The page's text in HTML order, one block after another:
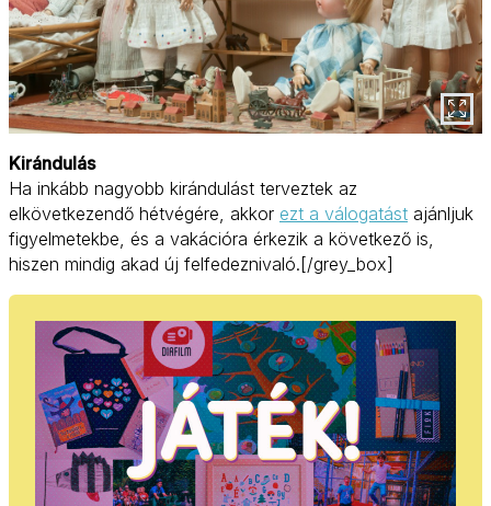
Kirándulás
Ha inkább nagyobb kirándulást terveztek az
elkövetkezendő hétvégére, akkor ezt a válogatást ajánljuk
figyelmetekbe, és a vakációra érkezik a következő is,
hiszen mindig akad új felfedeznivaló.[/grey_box]